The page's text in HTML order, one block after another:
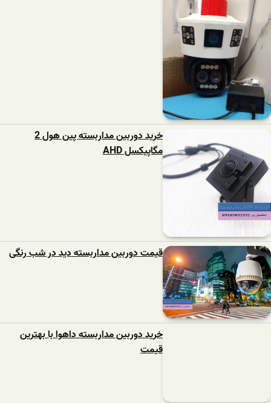
خرید دوربین مداربسته پین هول 2
مگاپیکسل AHD
قیمت دوربین مداربسته دید در شب رنگی
خرید دوربین مداربسته داهوا با بهترین
قیمت